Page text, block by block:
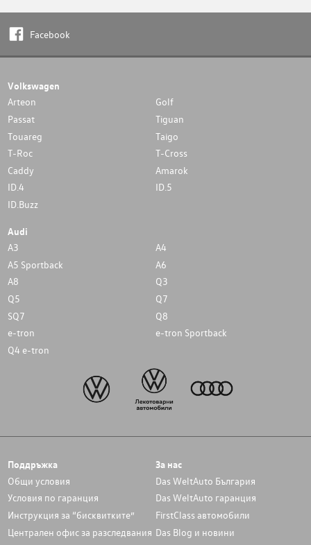
Facebook
Volkswagen
Arteon
Golf
Passat
Tiguan
Touareg
Taigo
T-Roc
T-Cross
Caddy
Amarok
ID.4
ID.5
ID.Buzz
Audi
A3
A4
A5 Sportback
A6
A8
Q3
Q5
Q7
SQ7
Q8
e-tron
e-tron Sportback
Q4 e-tron
Поддръжка
Общи условия
Условия по гаранция
Инструкция за “бисквитките”
Централен офис за разследвания
За нас
Das WeltAuto България
Das WeltAuto гаранция
FirstClass автомобили
Das Blog и новини